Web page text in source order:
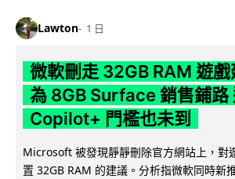
Lawton 1 日
微軟刪走 32GB RAM 遊戲
為 8GB Surface 銷售鋪路
Copilot+ 門檻也未到
Microsoft 被發現靜靜刪除官方網站上，對
置 32GB RAM 的建議。分析指微軟同時新